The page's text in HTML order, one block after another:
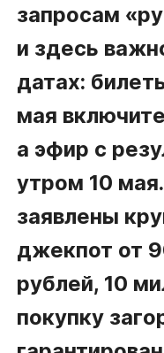
запросам
и здесь
датах:
мая
а эфир с
утром 10
заявлены
джекпот от
рублей, 10
покупку